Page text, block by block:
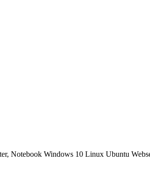
Notebook Windows 10 Linux Ubuntu